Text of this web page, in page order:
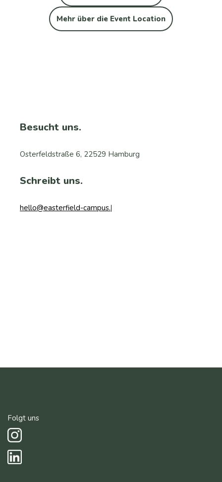
Mehr über die Event Location
Besucht uns.
Osterfeldstraße 6, 22529 Hamburg
Schreibt uns.
hello@easterfield-campus.com
Folgt uns